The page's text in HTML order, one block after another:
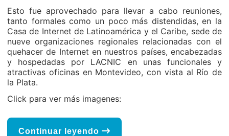
Esto fue aprovechado para llevar a cabo reuniones,
tanto formales como un poco más distendidas, en la
Casa de Internet de Latinoamérica y el Caribe, sede de
nueve organizaciones regionales relacionadas con el
quehacer de Internet en nuestros países, encabezadas
y hospedadas por LACNIC en unas funcionales y
atractivas oficinas en Montevideo, con vista al Río de
la Plata.
Click para ver más imagenes:
Continuar leyendo